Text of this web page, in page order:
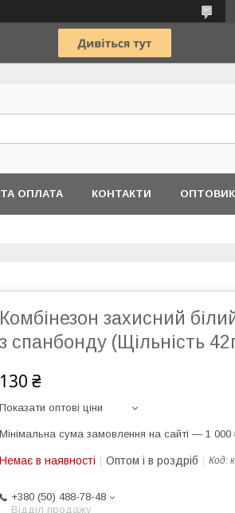
ОПЛАТА КОНТАКТИ
Комбінезон захисний
з спанбонду (Щільність
130 ₴
Показати оптові ціни
Мінімальна сума замовлення на сайті — 1 000
Немає в наявності Оптом і в роздріб Код:
+380 (50) 488-78-48
Відділ продажу